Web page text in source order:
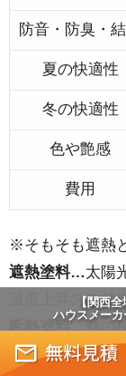
防音・防臭・
夏の快適性
冬の快適性
色や艶感
費用
※そもそも遮熱
遮熱塗料…太陽
温度上昇のみ効
断熱塗料…熱の
冬も効果あり
【関西
ハウスメーカ